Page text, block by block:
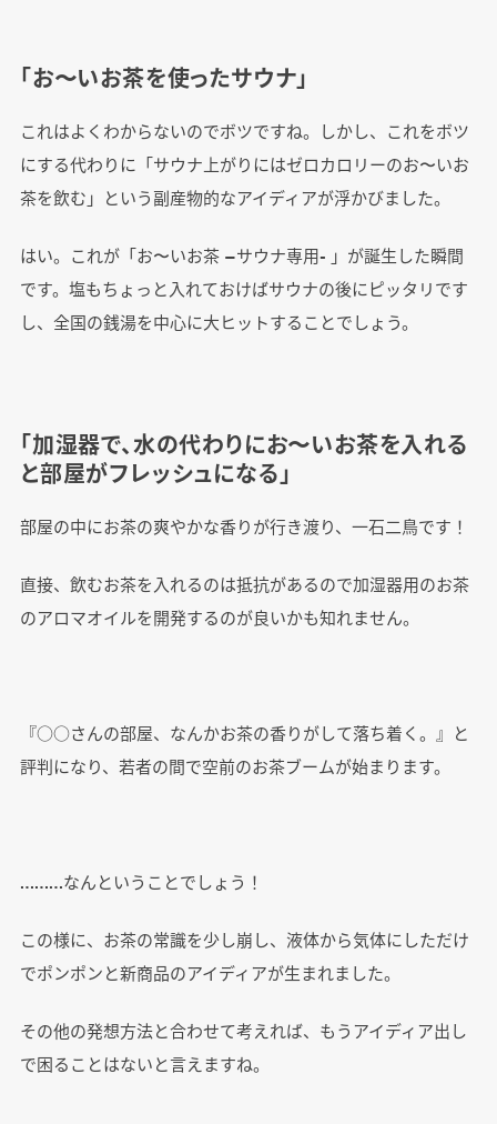
「お〜いお茶を使ったサウナ」
これはよくわからないのでボツですね。しかし、これをボツ
にする代わりに「サウナ上がりにはゼロカロリーのお〜いお
茶を飲む」という副産物的なアイディアが浮かびました。
はい。これが「お〜いお茶 −サウナ専用- 」が誕生した瞬間
です。塩もちょっと入れておけばサウナの後にピッタリです
し、全国の銭湯を中心に大ヒットすることでしょう。
「加湿器で、水の代わりにお〜いお茶を入れる
と部屋がフレッシュになる」
部屋の中にお茶の爽やかな香りが行き渡り、一石二鳥です！
直接、飲むお茶を入れるのは抵抗があるので加湿器用のお茶
のアロマオイルを開発するのが良いかも知れません。
『○○さんの部屋、なんかお茶の香りがして落ち着く。』と
評判になり、若者の間で空前のお茶ブームが始まります。
………なんということでしょう！
この様に、お茶の常識を少し崩し、液体から気体にしただけ
でポンポンと新商品のアイディアが生まれました。
その他の発想方法と合わせて考えれば、もうアイディア出し
で困ることはないと言えますね。